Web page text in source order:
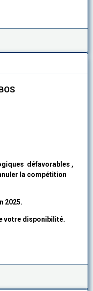
défavorables ,
la compétition
2025.
votre disponibilité.